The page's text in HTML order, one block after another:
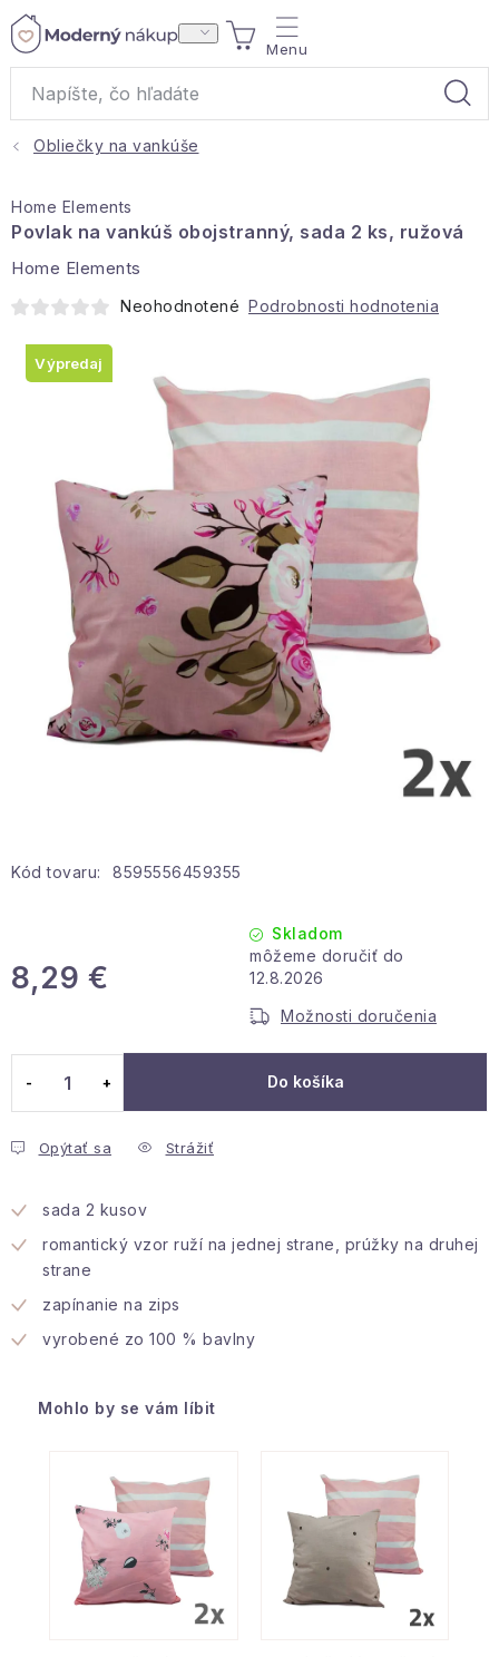
Prejsť
obsah
NÁKUPNÝ
KOŠÍK
Akcie a výpredaj
Darčeky
Bytové vône
Hobby a záhrada
Kolekcia
Zdravie a krása
Šport a outdoor
Pre deti
Veľkoobchodná spolupráca
Podmienky ochrany osobných údajov
Info o nákupe
Kontakty
Obliečky na vankúše
Kód tovaru: 8595556459355
8,29 €
Skladom
12.8.2026
Možnosti doručenia
Do košíka
Opýtať sa Strážiť
sada 2 kusov
romantický vzor ruží na jednej strane, prúžky na druhej
strane
zapínanie na zips
vyrobené zo 100 % bavlny
Mohlo by se vám líbit
Home Elements
Povlak na vankúš obojstranný, sada 2 ks, ružová
Home Elements
Neohodnotené Podrobnosti hodnotenia
Výpredaj